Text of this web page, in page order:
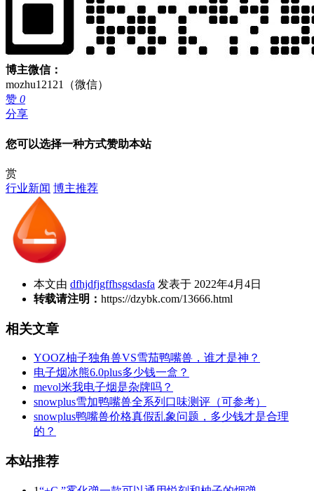
博主微信：
mozhu12121（微信）
赞 0
分享
您可以选择一种方式赞助本站
赏
行业新闻 博主推荐
本文由 dfhjdfjgffhsgsdasfa 发表于 2022年4月4日
转载请注明： https://dzybk.com/13666.html
相关文章
YOOZ柚子独角兽VS雪茄鸭嘴兽，谁才是神？
电子烟冰熊6.0plus多少钱一盒？
mevol米我电子烟是杂牌吗？
snowplus雪加鸭嘴兽全系列口味测评（可参考）
snowplus鸭嘴兽价格真假乱象问题，多少钱才是合理
的？
本站推荐